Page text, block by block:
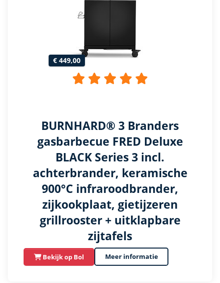
€ 449,00
BURNHARD® 3 Branders
gasbarbecue FRED Deluxe
BLACK Series 3 incl.
achterbrander, keramische
900°C infraroodbrander,
zijkookplaat, gietijzeren
grillrooster + uitklapbare
zijtafels
Bekijk op Bol Meer informatie